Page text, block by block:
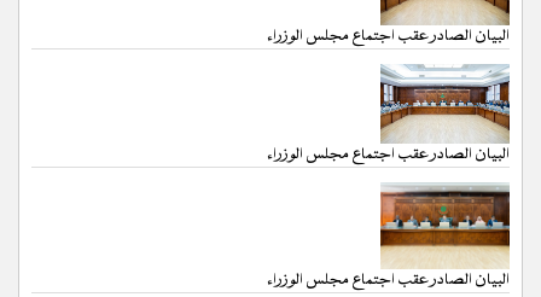
البيان الصادر عقب اجتماع مجلس الوزراء
البيان الصادر عقب اجتماع مجلس الوزراء
البيان الصادر عقب اجتماع مجلس الوزراء